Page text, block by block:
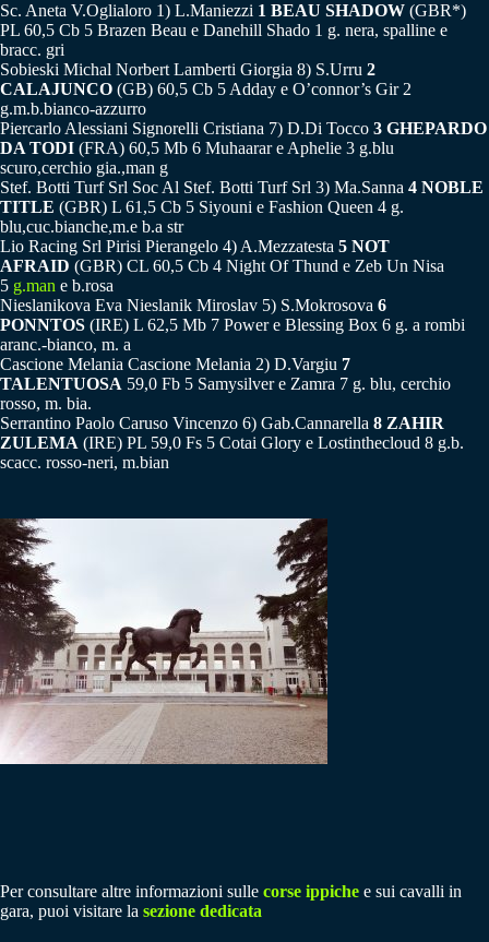
Sc. Aneta V.Oglialoro 1) L.Maniezzi 1 BEAU SHADOW (GBR*)
PL 60,5 Cb 5 Brazen Beau e Danehill Shado 1 g. nera, spalline e
bracc. gri
Sobieski Michal Norbert Lamberti Giorgia 8) S.Urru 2
CALAJUNCO (GB) 60,5 Cb 5 Adday e O’connor’s Gir 2
g.m.b.bianco-azzurro
Piercarlo Alessiani Signorelli Cristiana 7) D.Di Tocco 3 GHEPARDO
DA TODI (FRA) 60,5 Mb 6 Muhaarar e Aphelie 3 g.blu
scuro,cerchio gia.,man g
Stef. Botti Turf Srl Soc Al Stef. Botti Turf Srl 3) Ma.Sanna 4 NOBLE
TITLE (GBR) L 61,5 Cb 5 Siyouni e Fashion Queen 4 g.
blu,cuc.bianche,m.e b.a str
Lio Racing Srl Pirisi Pierangelo 4) A.Mezzatesta 5 NOT
AFRAID (GBR) CL 60,5 Cb 4 Night Of Thund e Zeb Un Nisa
5 g.man e b.rosa
Nieslanikova Eva Nieslanik Miroslav 5) S.Mokrosova 6
PONNTOS (IRE) L 62,5 Mb 7 Power e Blessing Box 6 g. a rombi
aranc.-bianco, m. a
Cascione Melania Cascione Melania 2) D.Vargiu 7
TALENTUOSA 59,0 Fb 5 Samysilver e Zamra 7 g. blu, cerchio
rosso, m. bia.
Serrantino Paolo Caruso Vincenzo 6) Gab.Cannarella 8 ZAHIR
ZULEMA (IRE) PL 59,0 Fs 5 Cotai Glory e Lostinthecloud 8 g.b.
scacc. rosso-neri, m.bian
Per consultare altre informazioni sulle corse ippiche e sui cavalli in
gara, puoi visitare la sezione dedicata